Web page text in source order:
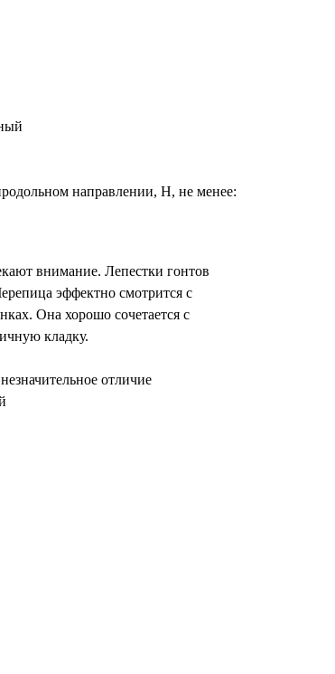
направлении, Н, не менее:
внимание. Лепестки гонтов
эффектно смотрится с
Она хорошо сочетается с
кладку.
отличие